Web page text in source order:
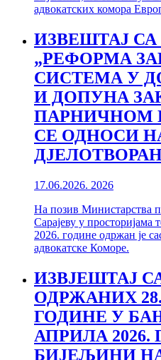
адвокатских комора
ИЗВЕШТАЈ
„РЕФОРМА
СИСТЕМА У
И ДОПУНА
ПАРНИЧНОМ
СЕ ОДНОСИ
17.06.2026. 2026
На позив Министарства
Сарајеву у просторијама
2026. године одржан је
адвокатске Коморе.
ИЗВЈЕШТАЈ
ОДРЖАНИХ
ГОДИНЕ У
АПРИЛА
БИЈЕЉИНИ